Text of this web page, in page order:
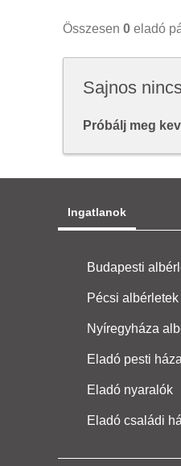
Összesen 0 eladó
Sajnos
Próbálj meg
Ingatlanok
Budapesti
Pécsi albérletek
Nyíregyháza
Eladó pesti
Eladó nyaralók
Eladó családi